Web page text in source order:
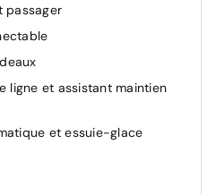
passager
ligne et assistant maintien
et essuie-glace